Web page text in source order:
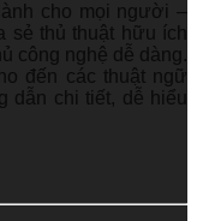
cho mọi người –
sẻ thủ thuật hữu ích
công nghệ dễ dàng.
đến các thuật ngữ
dẫn chi tiết, dễ hiểu